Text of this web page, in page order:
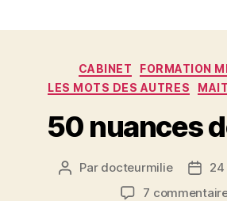
CABINET
FORMATION
LES MOTS DES AUTRES
50 nuances
Auteur
Par docteurmilie
Date
de
24
7